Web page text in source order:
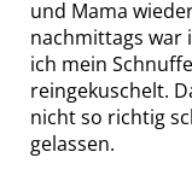
und Mama
nachmittags war
ich mein
reingekuschelt.
nicht so richtig
gelassen.